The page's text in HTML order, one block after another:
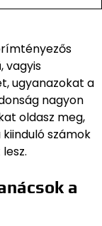
vagyis
ugyanazokat a
nagyon
oldasz meg,
számok
a